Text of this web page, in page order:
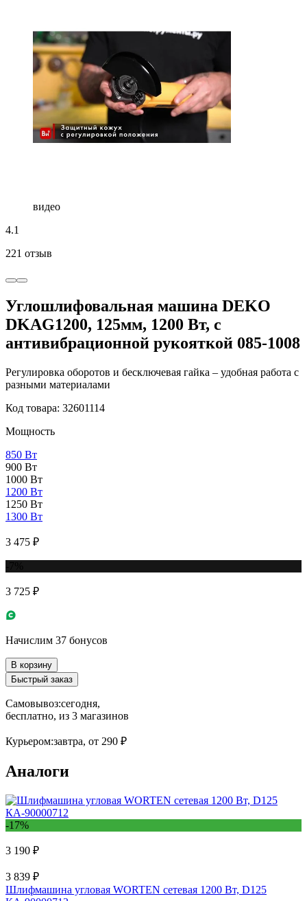
видео
4.1
221 отзыв
Углошлифовальная машина DEKO
DKAG1200, 125мм, 1200 Вт, с
антивибрационной рукояткой 085-1008
Регулировка оборотов и бесключевая гайка – удобная работа с
разными материалами
Код товара: 32601114
Мощность
850 Вт
900 Вт
1000 Вт
1200 Вт
1250 Вт
1300 Вт
3 475 ₽
3 725 ₽
Начислим 37 бонусов
В корзину
Быстрый заказ
Самовывоз:сегодня,
бесплатно, из 3 магазинов
Курьером:завтра, от 290 ₽
Аналоги
-17%
3 190 ₽
3 839 ₽
Шлифмашина угловая WORTEN сетевая 1200 Вт, D125